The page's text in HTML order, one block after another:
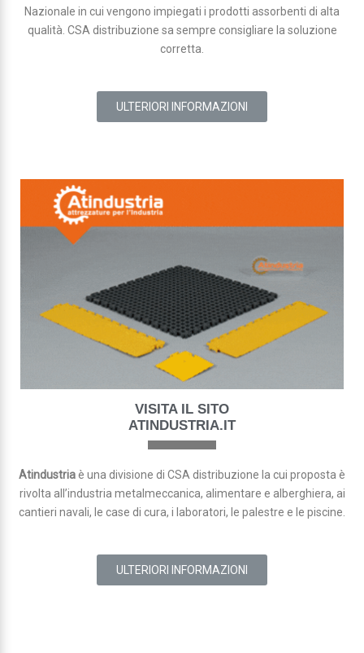
Nazionale in cui vengono impiegati i prodotti assorbenti di alta
qualità. CSA distribuzione sa sempre consigliare la soluzione
corretta.
ULTERIORI INFORMAZIONI
VISITA IL SITO
ATINDUSTRIA.IT
Atindustriaè una divisione di CSA distribuzione la cui proposta è
rivolta all’industria metalmeccanica, alimentare e alberghiera, ai
cantieri navali, le case di cura, i laboratori, le palestre e le piscine.
ULTERIORI INFORMAZIONI